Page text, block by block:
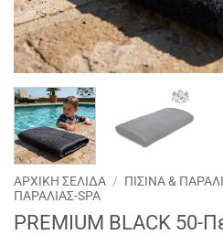
ΑΡΧΙΚΉ ΣΕΛΊΔΑ / ΠΙΣΙΝΑ &
ΠΑΡΑΛΙΑΣ-SPA
PREMIUM BLACK 50-